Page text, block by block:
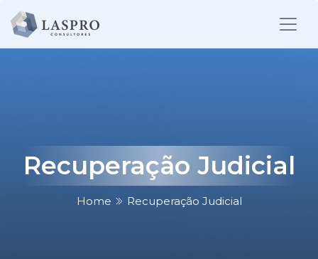
Recuperação Judicial
Home Recuperação Judicial